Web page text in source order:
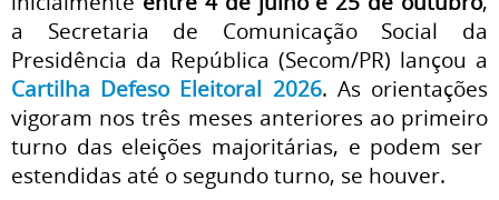
a Secretaria de Comunicação Social da
Presidência da República (Secom/PR) lançou a
Cartilha Defeso Eleitoral 2026. As orientações
vigoram nos três meses anteriores ao primeiro
turno das eleições majoritárias, e podem ser
estendidas até o segundo turno, se houver.